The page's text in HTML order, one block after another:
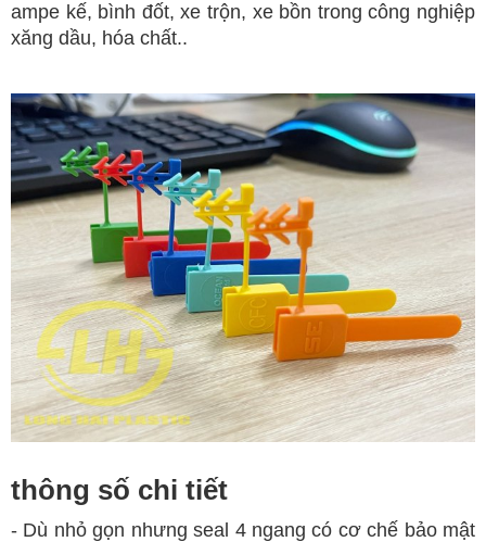
ampe kế, bình đốt, xe trộn, xe bồn trong công nghiệp
xăng dầu, hóa chất..
thông số chi tiết
- Dù nhỏ gọn nhưng seal 4 ngang có cơ chế bảo mật